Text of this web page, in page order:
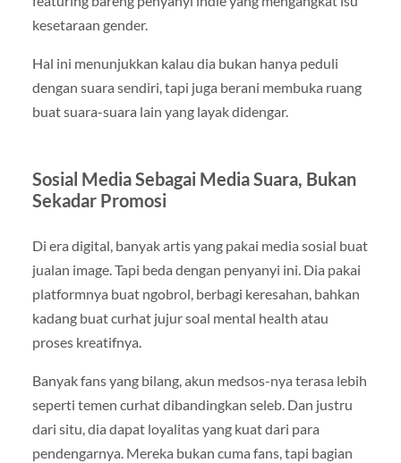
kesetaraan gender.
Hal ini menunjukkan kalau dia bukan hanya peduli
dengan suara sendiri, tapi juga berani membuka ruang
buat suara-suara lain yang layak didengar.
Sosial Media Sebagai Media Suara, Bukan
Sekadar Promosi
Di era digital, banyak artis yang pakai media sosial buat
jualan image. Tapi beda dengan penyanyi ini. Dia pakai
platformnya buat ngobrol, berbagi keresahan, bahkan
kadang buat curhat jujur soal mental health atau
proses kreatifnya.
Banyak fans yang bilang, akun medsos-nya terasa lebih
seperti temen curhat dibandingkan seleb. Dan justru
dari situ, dia dapat loyalitas yang kuat dari para
pendengarnya. Mereka bukan cuma fans, tapi bagian